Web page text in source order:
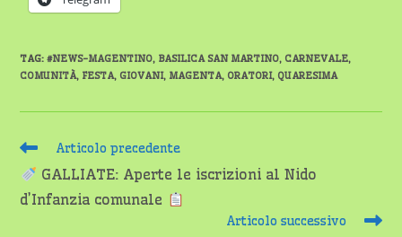
TAG:#NEWS-MAGENTINO, BASILICA SAN MARTINO, CARNEVALE,
COMUNITÀ, FESTA, GIOVANI, MAGENTA, ORATORI, QUARESIMA
Leggi
altri
articoli
Articolo precedente
GALLIATE: Aperte le iscrizioni al Nido
d’Infanzia comunale
Articolo successivo